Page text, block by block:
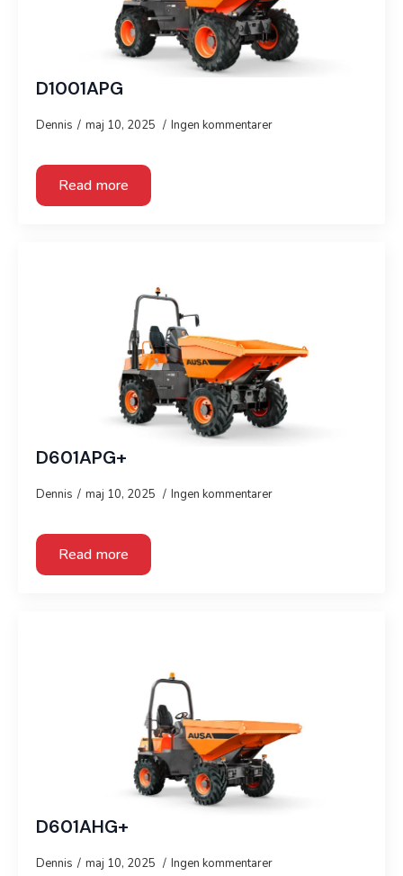
D1001APG
Dennis maj 10, 2025 Ingen kommentarer
Read more
D601APG+
Dennis maj 10, 2025 Ingen kommentarer
Read more
D601AHG+
Dennis maj 10, 2025 Ingen kommentarer